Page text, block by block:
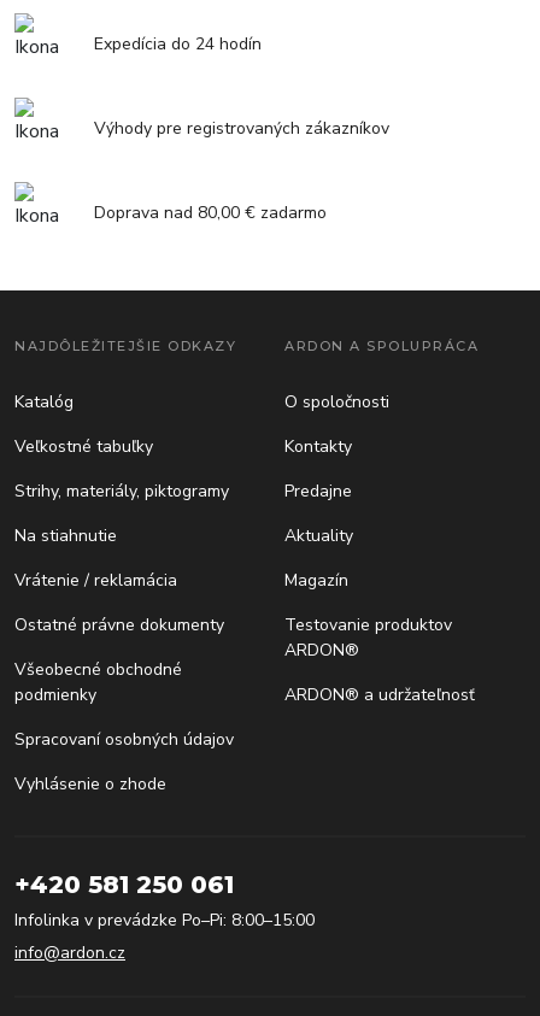
Expedícia do 24 hodín
Výhody pre registrovaných zákazníkov
Doprava nad 80,00 € zadarmo
NAJDÔLEŽITEJŠIE ODKAZY
Katalóg
Veľkostné tabuľky
Strihy, materiály, piktogramy
Na stiahnutie
Vrátenie / reklamácia
Ostatné právne dokumenty
Všeobecné obchodné
podmienky
Spracovaní osobných údajov
Vyhlásenie o zhode
ARDON A SPOLUPRÁCA
O spoločnosti
Kontakty
Predajne
Aktuality
Magazín
Testovanie produktov
ARDON®
ARDON® a udržateľnosť
+420 581 250 061
Infolinka v prevádzke Po–Pi: 8:00–15:00
info@ardon.cz